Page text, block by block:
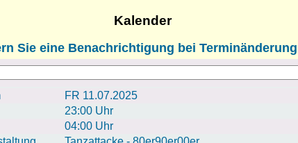
Kalender
Sie eine Benachrichtigung bei
FR 11.07.2025
23:00 Uhr
04:00 Uhr